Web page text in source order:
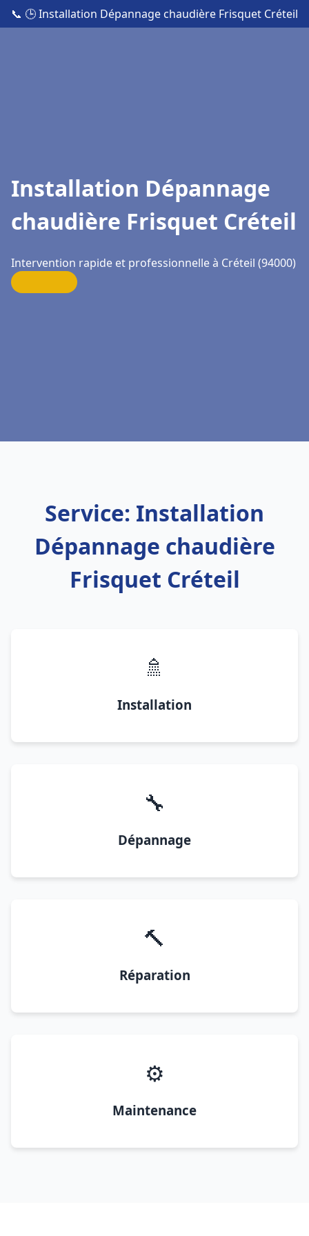
📞 🕒 Installation Dépannage chaudière Frisquet Créteil
Installation Dépannage
chaudière Frisquet Créteil
Intervention rapide et professionnelle à Créteil (94000)
Service: Installation
Dépannage chaudière
Frisquet Créteil
🚿
Installation
🔧
Dépannage
🔨
Réparation
⚙️
Maintenance